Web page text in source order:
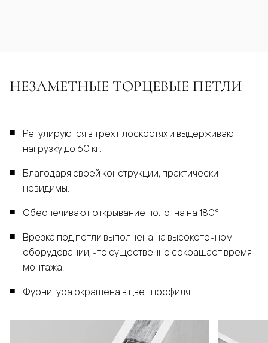
НЕЗАМЕТНЫЕ ТОРЦЕВЫЕ ПЕТЛИ
Регулируются в трех плоскостях и выдерживают
нагрузку до 60 кг.
Благодаря своей конструкции, практически
невидимы.
Обеспечивают открывание полотна на 180°
Врезка под петли выполнена на высокоточном
оборудовании, что существенно сокращает время
монтажа.
Фурнитура окрашена в цвет профиля.